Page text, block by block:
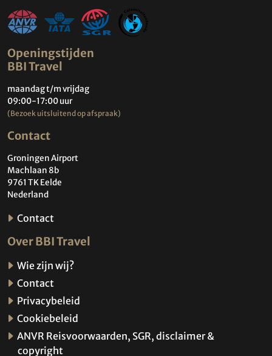
Openingstijden
BBI Travel
maandag t/m vrijdag
09:00-17:00 uur
(Bezoek uitsluitend op afspraak)
Contact
Groningen Airport
Machlaan 8b
9761 TK Eelde
Nederland
Contact
Over BBI Travel
Wie zijn wij?
Contact
Privacybeleid
Cookiebeleid
ANVR Reisvoorwaarden, SGR, disclaimer &
copyright